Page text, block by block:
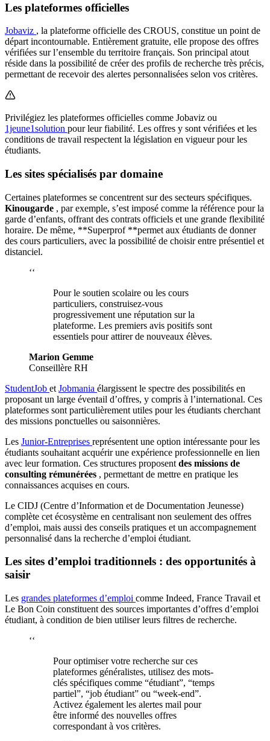
Les plateformes officielles
Jobaviz , la plateforme officielle des CROUS, constitue un point de
départ incontournable. Entièrement gratuite, elle propose des offres
vérifiées sur l’ensemble du territoire français. Son principal atout
réside dans la possibilité de créer des profils de recherche très précis,
permettant de recevoir des alertes personnalisées selon vos critères.
Privilégiez les plateformes officielles comme Jobaviz ou
1jeune1solution pour leur fiabilité. Les offres y sont vérifiées et les
conditions de travail respectent la législation en vigueur pour les
étudiants.
Les sites spécialisés par domaine
Certaines plateformes se concentrent sur des secteurs spécifiques.
Kinougarde , par exemple, s’est imposé comme la référence pour la
garde d’enfants, offrant des contrats officiels et une grande flexibilité
horaire. De même, **Superprof **permet aux étudiants de donner
des cours particuliers, avec la possibilité de choisir entre présentiel et
distanciel.
‘‘
Pour le soutien scolaire ou les cours
particuliers, construisez-vous
progressivement une réputation sur la
plateforme. Les premiers avis positifs sont
essentiels pour attirer de nouveaux élèves.
Marion Gemme
Conseillère RH
StudentJob et Jobmania élargissent le spectre des possibilités en
proposant un large éventail d’offres, y compris à l’international. Ces
plateformes sont particulièrement utiles pour les étudiants cherchant
des missions ponctuelles ou saisonnières.
Les Junior-Entreprises représentent une option intéressante pour les
étudiants souhaitant acquérir une expérience professionnelle en lien
avec leur formation. Ces structures proposent des missions de
consulting rémunérées , permettant de mettre en pratique les
connaissances acquises en cours.
Le CIDJ (Centre d’Information et de Documentation Jeunesse)
complète cet écosystème en centralisant non seulement des offres
d’emploi, mais aussi des conseils pratiques et un accompagnement
personnalisé dans la recherche d’emploi étudiant.
Les sites d’emploi traditionnels : des opportunités à
saisir
Les grandes plateformes d’emploi comme Indeed, France Travail et
Le Bon Coin constituent des sources importantes d’offres d’emploi
étudiant, à condition de bien utiliser leurs filtres de recherche.
‘‘
Pour optimiser votre recherche sur ces
plateformes généralistes, utilisez des mots-
clés spécifiques comme “étudiant”, “temps
partiel”, “job étudiant” ou “week-end”.
Activez également les alertes mail pour
être informé des nouvelles offres
correspondant à vos critères.